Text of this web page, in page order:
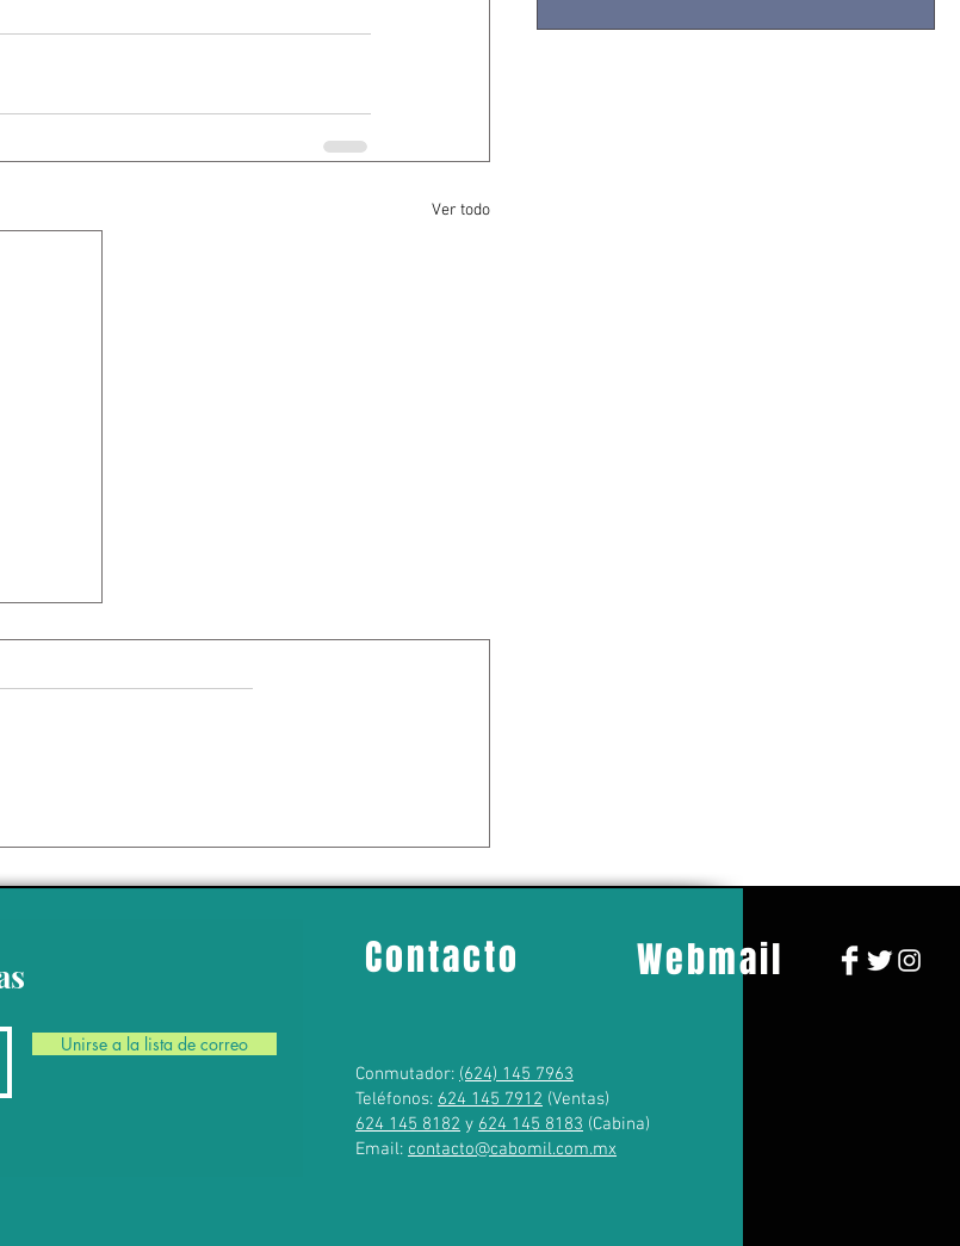
Ver todo
Unirse a la lista de correo
Contacto Webmail
Conmutador: (624) 145 7963
Teléfonos: 624 145 7912 (Ventas)
624 145 8182 y 624 145 8183 (Cabina)
Email: contacto@cabomil.com.mx